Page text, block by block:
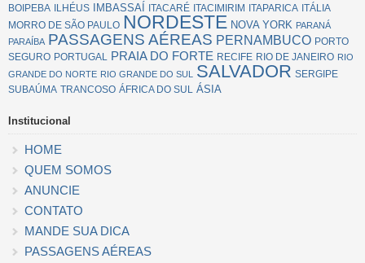
BOIPEBA ILHÉUS IMBASSAÍ ITACARÉ ITACIMIRIM ITAPARICA ITÁLIA
MORRO DE SÃO PAULO NORDESTE NOVA YORK PARANÁ
PARAÍBA PASSAGENS AÉREAS PERNAMBUCO PORTO
SEGURO PORTUGAL PRAIA DO FORTE RECIFE RIO DE JANEIRO RIO
GRANDE DO NORTE RIO GRANDE DO SUL SALVADOR SERGIPE
SUBAÚMA TRANCOSO ÁFRICA DO SUL ÁSIA
Institucional
HOME
QUEM SOMOS
ANUNCIE
CONTATO
MANDE SUA DICA
PASSAGENS AÉREAS